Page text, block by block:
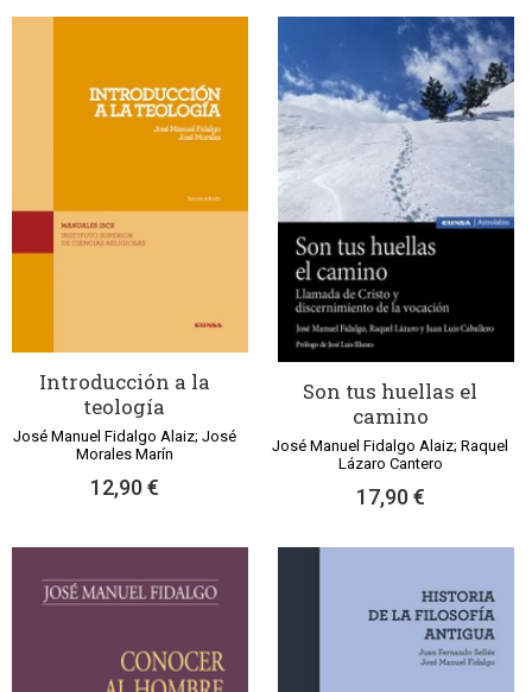
Introducción a la
teología
José Manuel Fidalgo Alaiz; José
Morales Marín
12,90 €
Son tus huellas el
camino
José Manuel Fidalgo Alaiz; Raquel
Lázaro Cantero
17,90 €